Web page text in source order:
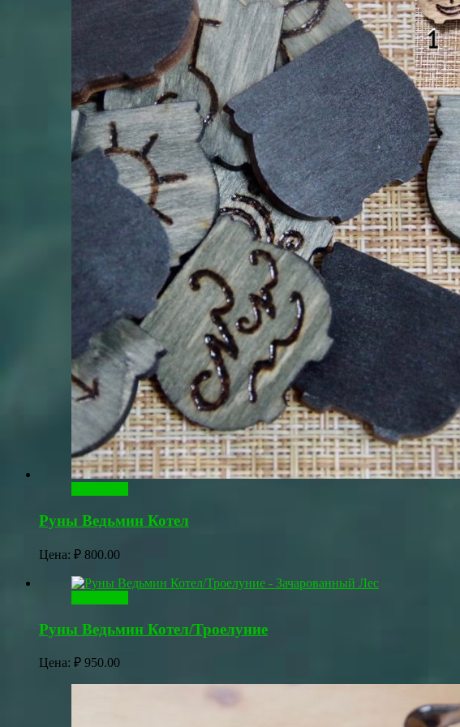
Руны Ведьмин Котел
Цена: ₽ 800.00
Руны Ведьмин Котел/Троелуние
Цена: ₽ 950.00